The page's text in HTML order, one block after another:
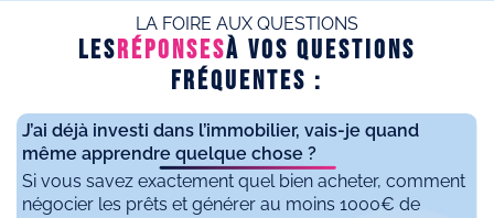
LA FOIRE AUX QUESTIONS
LESRéPONSESÀ VOS QUESTIONS
FRéQUENTES :
J’ai déjà investi dans l’immobilier, vais-je quand
même apprendre quelque chose ?
Si vous savez exactement quel bien acheter, comment
négocier les prêts et générer au moins 1000€ de